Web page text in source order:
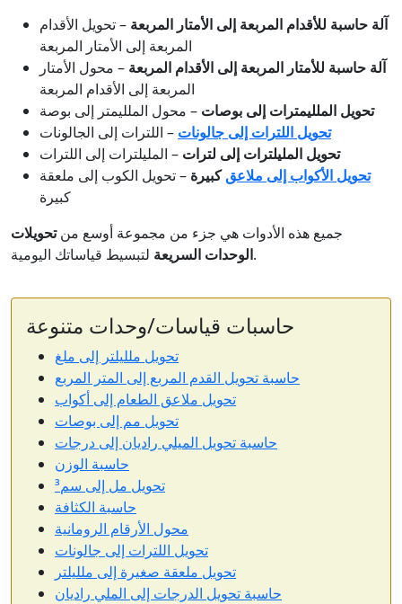
آلة حاسبة للأقدام المربعة إلى الأمتار المربعة – تحويل الأقدام
المربعة إلى الأمتار المربعة
آلة حاسبة للأمتار المربعة إلى الأقدام المربعة – محول الأمتار
المربعة إلى الأقدام المربعة
تحويل الملليمترات إلى بوصات – محول الملليمتر إلى بوصة
تحويل اللترات إلى جالونات – اللترات إلى الجالونات
تحويل المليلترات إلى لترات – المليلترات إلى اللترات
تحويل الأكواب إلى ملاعقكبيرة – تحويل الكوب إلى ملعقة
كبيرة
جميع هذه الأدوات هي جزء من مجموعة أوسع منتحويلات
الوحدات السريعةلتبسيط قياساتك اليومية.
حاسبات قياسات/وحدات متنوعة
تحويل ملليلتر إلى ملغ
حاسبة تحويل القدم المربع إلى المتر المربع
تحويل ملاعق الطعام إلى أكواب
تحويل مم إلى بوصات
حاسبة تحويل الميلي راديان إلى درجات
حاسبة الوزن
تحويل مل إلى سم³
حاسبة الكثافة
محول الأرقام الرومانية
تحويل اللترات إلى جالونات
تحويل ملعقة صغيرة إلى ملليلتر
حاسبة تحويل الدرجات إلى الملي راديان